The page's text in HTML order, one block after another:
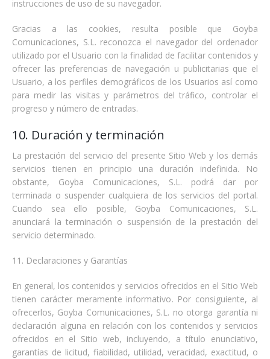
instrucciones de uso de su navegador.
Gracias a las cookies, resulta posible que Goyba
Comunicaciones, S.L. reconozca el navegador del ordenador
utilizado por el Usuario con la finalidad de facilitar contenidos y
ofrecer las preferencias de navegación u publicitarias que el
Usuario, a los perfiles demográficos de los Usuarios así como
para medir las visitas y parámetros del tráfico, controlar el
progreso y número de entradas.
10. Duración y terminación
La prestación del servicio del presente Sitio Web y los demás
servicios tienen en principio una duración indefinida. No
obstante, Goyba Comunicaciones, S.L. podrá dar por
terminada o suspender cualquiera de los servicios del portal.
Cuando sea ello posible, Goyba Comunicaciones, S.L.
anunciará la terminación o suspensión de la prestación del
servicio determinado.
11. Declaraciones y Garantías
En general, los contenidos y servicios ofrecidos en el Sitio Web
tienen carácter meramente informativo. Por consiguiente, al
ofrecerlos, Goyba Comunicaciones, S.L. no otorga garantía ni
declaración alguna en relación con los contenidos y servicios
ofrecidos en el Sitio web, incluyendo, a título enunciativo,
garantías de licitud, fiabilidad, utilidad, veracidad, exactitud, o